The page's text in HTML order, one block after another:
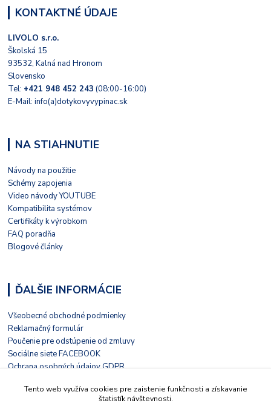
KONTAKTNÉ ÚDAJE
LIVOLO s.r.o.
Školská 15
93532, Kalná nad Hronom
Slovensko
Tel: +421 948 452 243 (08:00-16:00)
E-Mail: info(a)dotykovyvypinac.sk
NA STIAHNUTIE
Návody na použitie
Schémy zapojenia
Video návody YOUTUBE
Kompatibilita systémov
Certifikáty k výrobkom
FAQ poradňa
Blogové články
ĎALŠIE INFORMÁCIE
Všeobecné obchodné podmienky
Reklamačný formulár
Poučenie pre odstúpenie od zmluvy
Sociálne siete FACEBOOK
Ochrana osobných údajov GDPR
Kontaktný formulár
Tento web využíva cookies pre zaistenie funkčnosti a získavanie
štatistík návštevnosti.